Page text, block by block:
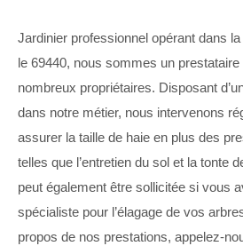
Jardinier professionnel opérant dans
le 69440, nous sommes un
nombreux propriétaires. Disposant
dans notre métier, nous intervenons
assurer la taille de haie en plus des
telles que l’entretien du sol et la tonte
peut également être sollicitée si vous
spécialiste pour l’élagage de vos
propos de nos prestations, appelez-